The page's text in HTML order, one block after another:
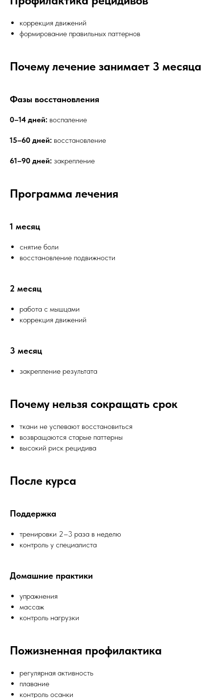
коррекция движений
формирование правильных паттернов
Почему лечение занимает 3 месяца
Фазы восстановления
0–14 дней: воспаление
15–60 дней: восстановление
61–90 дней: закрепление
Программа лечения
1 месяц
снятие боли
восстановление подвижности
2 месяц
работа с мышцами
коррекция движений
3 месяц
закрепление результата
Почему нельзя сокращать срок
ткани не успевают восстановиться
возвращаются старые паттерны
высокий риск рецидива
После курса
Поддержка
тренировки 2–3 раза в неделю
контроль у специалиста
Домашние практики
упражнения
массаж
контроль нагрузки
Пожизненная профилактика
регулярная активность
плавание
контроль осанки